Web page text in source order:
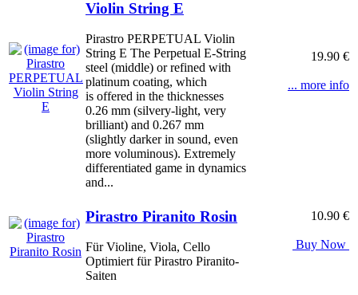
Violin String E
Pirastro PERPETUAL Violin
String E The Perpetual E-String
steel (middle) or refined with
platinum coating, which
is offered in the thicknesses
0.26 mm (silvery-light, very
brilliant) and 0.267 mm
(slightly darker in sound, even
more voluminous). Extremely
differentiated game in dynamics
and...
19.90 €
... more info
Pirastro Piranito Rosin
Für Violine, Viola, Cello
Optimiert für Pirastro Piranito-
Saiten
10.90 €
Buy Now